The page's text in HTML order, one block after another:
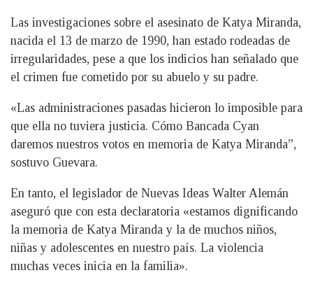
Las investigaciones sobre el asesinato de Katya Miranda,
nacida el 13 de marzo de 1990, han estado rodeadas de
irregularidades, pese a que los indicios han señalado que
el crimen fue cometido por su abuelo y su padre.
«Las administraciones pasadas hicieron lo imposible para
que ella no tuviera justicia. Cómo Bancada Cyan
daremos nuestros votos en memoria de Katya Miranda”,
sostuvo Guevara.
En tanto, el legislador de Nuevas Ideas Walter Alemán
aseguró que con esta declaratoria «estamos dignificando
la memoria de Katya Miranda y la de muchos niños,
niñas y adolescentes en nuestro país. La violencia
muchas veces inicia en la familia».